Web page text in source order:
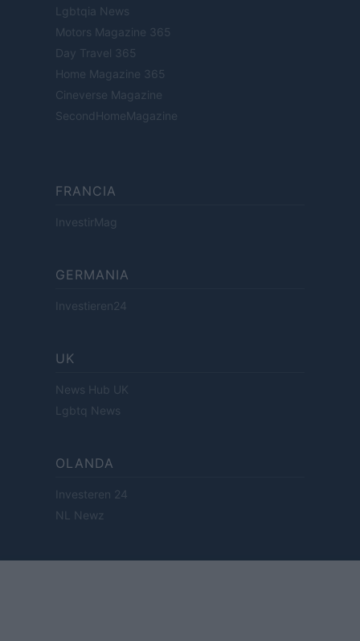
Lgbtqia News
Motors Magazine 365
Day Travel 365
Home Magazine 365
Cineverse Magazine
SecondHomeMagazine
FRANCIA
InvestirMag
GERMANIA
Investieren24
UK
News Hub UK
Lgbtq News
OLANDA
Investeren 24
NL Newz